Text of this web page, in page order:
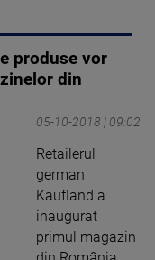
produse vor
din
05-10-2018 | 09:02
Retailerul
german
Kaufland a
inaugurat
primul magazin